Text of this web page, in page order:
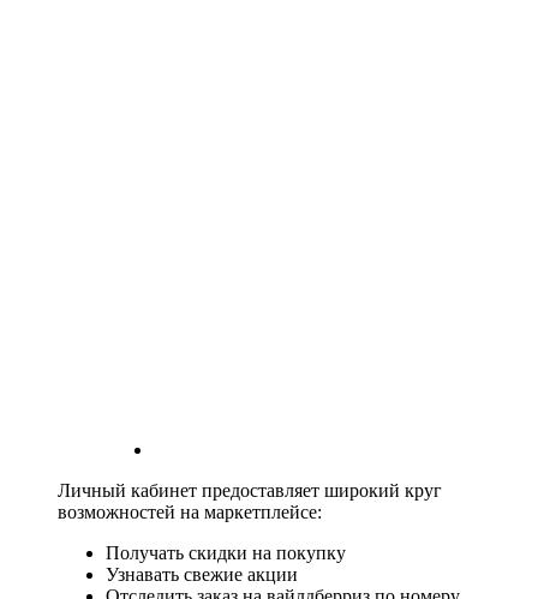
Личный кабинет предоставляет широкий круг
возможностей на маркетплейсе:
Получать скидки на покупку
Узнавать свежие акции